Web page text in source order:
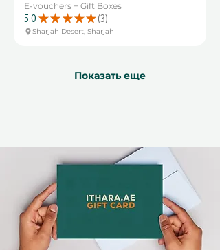
E-vouchers + Gift Boxes
5.0 ★ ★ ★ ★ ★ 3
3
Sharjah Desert, Sharjah
Показать еще